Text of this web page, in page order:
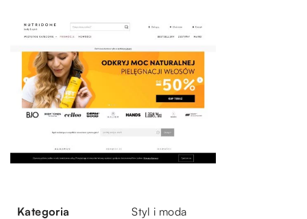
Kategoria Styl i moda